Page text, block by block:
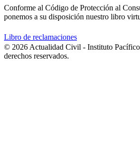
Conforme al Código de Protección al
ponemos a su disposición nuestro libro
Libro de reclamaciones
© 2026 Actualidad Civil - Instituto
derechos reservados.